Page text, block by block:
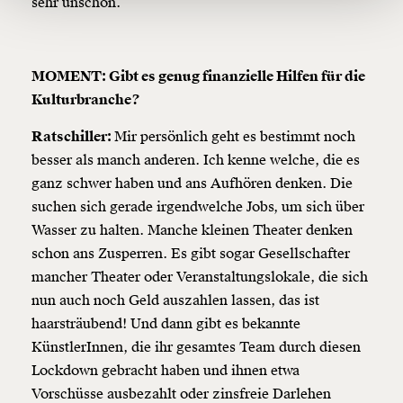
Geschenkurkunde im PDF-Format, welche Du
kannst.
Weiter
1/3
MOMENT: Gibt es genug finanzielle Hilfen für die
Kulturbranche?
Ratschiller: Mir persönlich geht es bestimmt noch
besser als manch anderen. Ich kenne welche, die es
ganz schwer haben und ans Aufhören denken. Die
suchen sich gerade irgendwelche Jobs, um sich über
Wasser zu halten. Manche kleinen Theater denken
schon ans Zusperren. Es gibt sogar Gesellschafter
mancher Theater oder Veranstaltungslokale, die sich
nun auch noch Geld auszahlen lassen, das ist
haarsträubend! Und dann gibt es bekannte
KünstlerInnen, die ihr gesamtes Team durch diesen
Lockdown gebracht haben und ihnen etwa
Vorschüsse ausbezahlt oder zinsfreie Darlehen